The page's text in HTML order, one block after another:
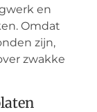
en
Omdat
zijn,
zwakke